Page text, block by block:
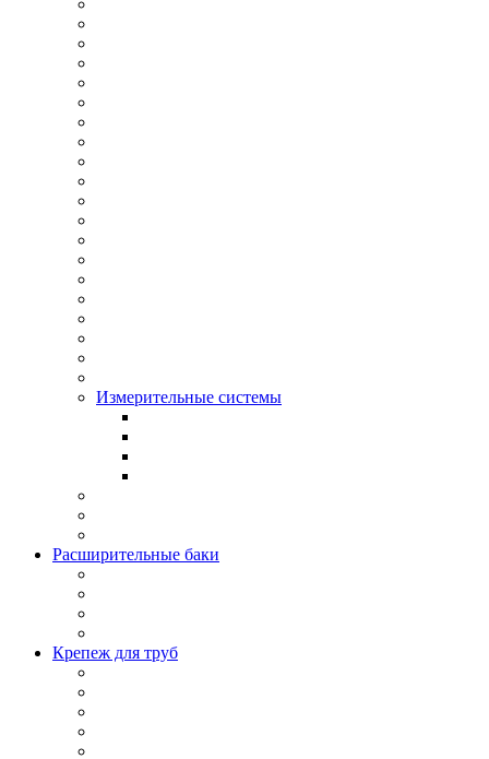
Измерительные системы
Расширительные баки
Крепеж для труб